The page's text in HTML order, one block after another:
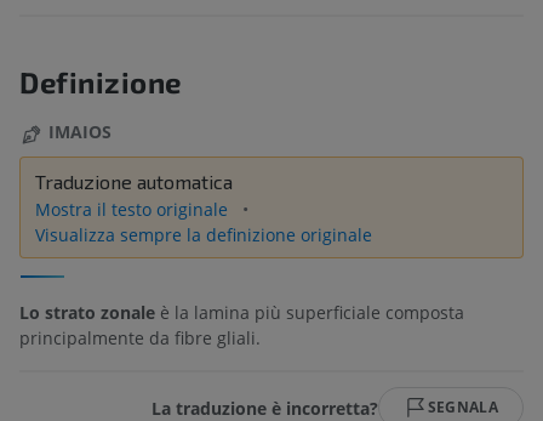
Definizione
IMAIOS
Traduzione automatica
Mostra il testo originale
Visualizza sempre la definizione originale
Lo strato zonale è la lamina più superficiale composta
principalmente da fibre gliali.
La traduzione è incorretta? SEGNALA